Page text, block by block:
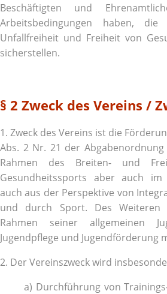
Beschäftigten und
Arbeitsbedingungen haben, die
Unfallfreiheit und Freiheit von
sicherstellen.
§ 2 Zweck des Vereins /
1. Zweck des Vereins ist die
Abs. 2 Nr. 21 der
Rahmen des Breiten- und
Gesundheitssports aber auch
auch aus der Perspektive von
und durch Sport. Des
Rahmen seiner allgemeinen
Jugendpflege und Jugendförderung
2. Der Vereinszweck wird
a) Durchführung von